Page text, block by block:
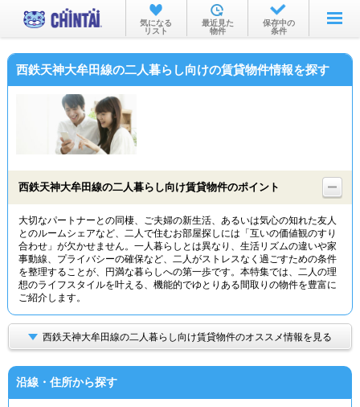
お部屋を探す
沿線・駅から
物件特集から
TOP
気になる
リスト
最近見た
物件
保存中の
条件
西鉄天神大牟田線の二人暮らし向けの賃貸物件情報を探す
西鉄天神大牟田線の二人暮らし向け賃貸物件のポイント
大切なパートナーとの同棲、ご夫婦の新生活、あるいは気心の知れた友人
とのルームシェアなど、二人で住むお部屋探しには「互いの価値観のすり
合わせ」が欠かせません。一人暮らしとは異なり、生活リズムの違いや家
事動線、プライバシーの確保など、二人がストレスなく過ごすための条件
を整理することが、円満な暮らしへの第一歩です。本特集では、二人の理
想のライフスタイルを叶える、機能的でゆとりある間取りの物件を豊富に
ご紹介します。
西鉄天神大牟田線の二人暮らし向け賃貸物件のオススメ情報を見る
沿線・住所から探す